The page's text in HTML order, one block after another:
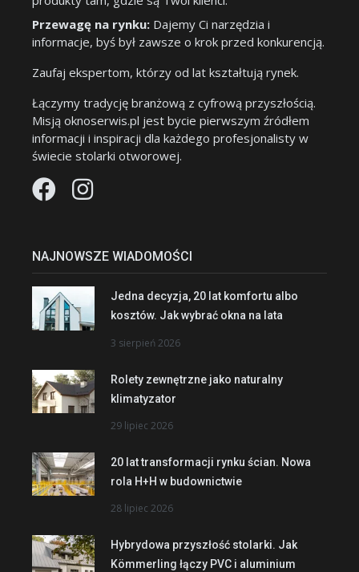
Przewagę na rynku: Dajemy Ci narzędzia i
informacje, byś był zawsze o krok przed konkurencją.
Zaufaj ekspertom, którzy od lat kształtują rynek.
Łączymy tradycję branżową z cyfrową przyszłością.
Misją oknoserwis.pl jest bycie pierwszym źródłem
informacji i inspiracji dla każdego profesjonalisty w
świecie stolarki otworowej.
NAJNOWSZE WIADOMOŚCI
Jedna decyzja, 20 lat komfortu albo
kosztów. Jak wybrać okna na lata
3 sierpień 2026
Rolety zewnętrzne jako naturalny
klimatyzator
29 lipiec 2026
20 lat transformacji rynku ścian. Nowa
rola H+H w budownictwie
28 lipiec 2026
Hybrydowa przyszłość stolarki. Jak
Kömmerling łączy PVC i aluminium